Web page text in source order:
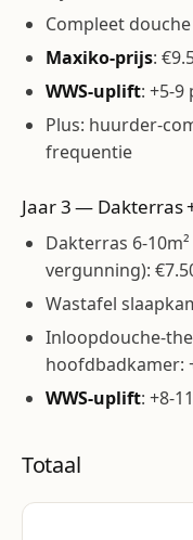
Compleet
Maxiko-prijs:
WWS-uplift: +5-9
Plus: huurder-
frequentie
Jaar 3 — Dakterras
Dakterras 6-
vergunning):
Wastafel
Inloopdouche-
hoofdbadkamer:
WWS-uplift: +8-
Totaal